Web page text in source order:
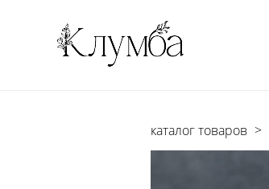
каталог товаров >